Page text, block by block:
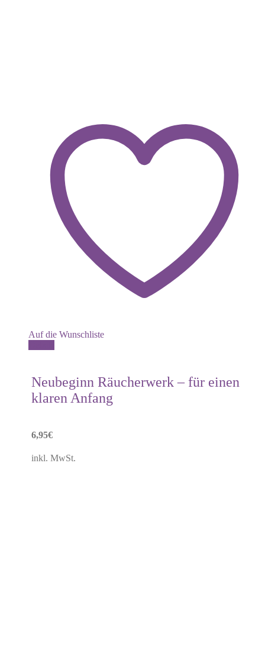
Auf die Wunschliste
Neubeginn Räucherwerk – für einen
klaren Anfang
6,95€
inkl. MwSt.